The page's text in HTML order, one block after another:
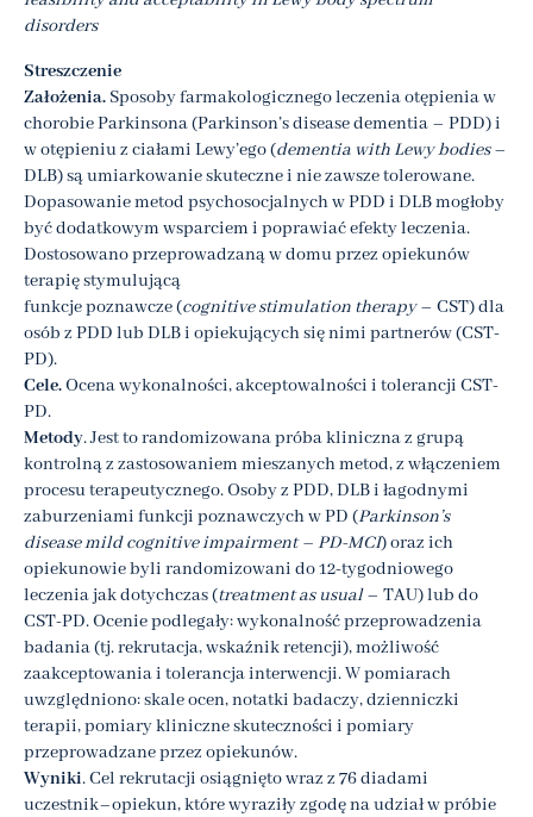
disorders
Streszczenie
Założenia. Sposoby farmakologicznego leczenia otępienia w
chorobie Parkinsona (Parkinson’s disease dementia – PDD) i
w otępieniu z ciałami Lewy’ego (dementia with Lewy bodies–
DLB) są umiarkowanie skuteczne i nie zawsze tolerowane.
Dopasowanie metod psychosocjalnych w PDD i DLB mogłoby
być dodatkowym wsparciem i poprawiać efekty leczenia.
Dostosowano przeprowadzaną w domu przez opiekunów
terapię stymulującą
funkcje poznawcze (cognitive stimulation therapy– CST) dla
osób z PDD lub DLB i opiekujących się nimi partnerów (CST-
PD).
Cele.Ocena wykonalności, akceptowalności i tolerancji CST-
PD.
Metody. Jest to randomizowana próba kliniczna z grupą
kontrolną z zastosowaniem mieszanych metod, z włączeniem
procesu terapeutycznego. Osoby z PDD, DLB i łagodnymi
zaburzeniami funkcji poznawczych w PD (Parkinson’s
disease mild cognitive impairment – PD-MCI) oraz ich
opiekunowie byli randomizowani do 12-tygodniowego
leczenia jak dotychczas (treatment as usual– TAU) lub do
CST-PD. Ocenie podlegały: wykonalność przeprowadzenia
badania (tj. rekrutacja, wskaźnik retencji), możliwość
zaakceptowania i tolerancja interwencji. W pomiarach
uwzględniono: skale ocen, notatki badaczy, dzienniczki
terapii, pomiary kliniczne skuteczności i pomiary
przeprowadzane przez opiekunów.
Wyniki. Cel rekrutacji osiągnięto wraz z 76 diadami
uczestnik–opiekun, które wyraziły zgodę na udział w próbie